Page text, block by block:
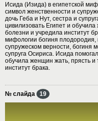
Исида (Изида) в египетской
символ женственности и
дочь Геба и Нут, сестра и
цивилизовать Египет и
болезни и учредила институт
мифологии богиня плодородия,
супружеском верности, богиня
супруга Осириса. Исида
обучила женщин жать, прясть и
институт брака.
№ слайда 19